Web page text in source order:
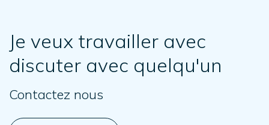
Je veux travailler avec
discuter avec quelqu'un
Contactez nous